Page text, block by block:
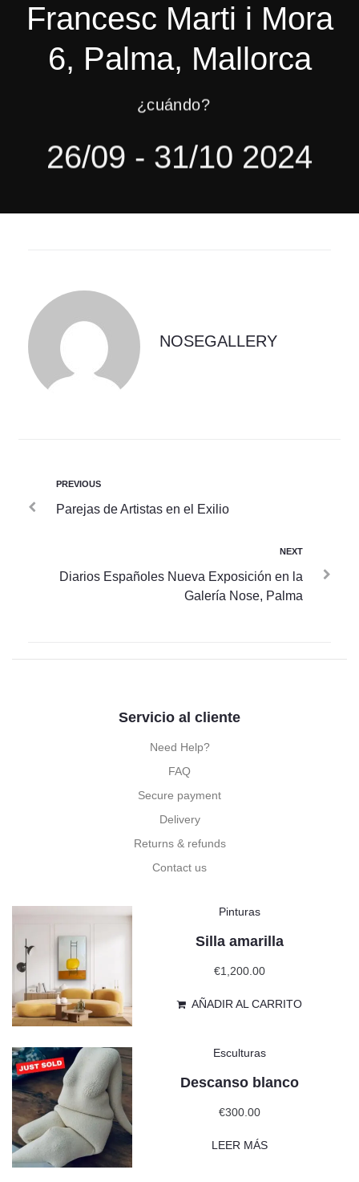
Francesc Marti i Mora
6, Palma, Mallorca
¿cuándo?
26/09 - 31/10 2024
NOSEGALLERY
PREVIOUS
Parejas de Artistas en el Exilio
NEXT
Diarios Españoles Nueva Exposición en la
Galería Nose, Palma
Servicio al cliente
Need Help?
FAQ
Secure payment
Delivery
Returns & refunds
Contact us
Pinturas
Silla amarilla
€1,200.00
AÑADIR AL CARRITO
Esculturas
Descanso blanco
€300.00
LEER MÁS